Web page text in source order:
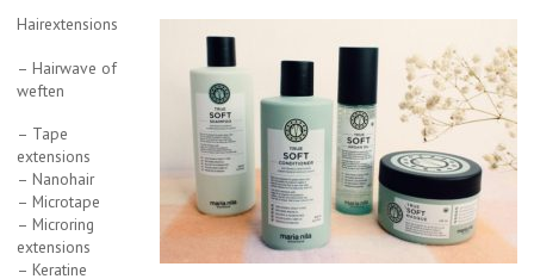
Hairextensions
– Hairwave of
weften
– Tape
extensions
– Nanohair
– Microtape
– Microring
extensions
– Keratine